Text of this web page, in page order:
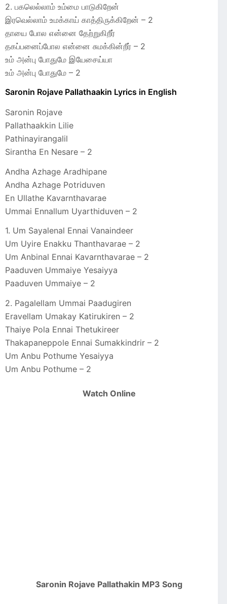
2. பகலெல்லாம் உம்மை பாடுகிறேன்
இரவெல்லாம் உமக்காய் காத்திருக்கிறேன் – 2
தாயை போல என்னை தேற்றுகிறீர்
தகப்பனைப்போல என்னை சுமக்கின்றீர் – 2
உம் அன்பு போதுமே இயேசைய்யா
உம் அன்பு போதுமே – 2
Saronin Rojave Pallathaakin Lyrics in English
Saronin Rojave
Pallathaakkin Lilie
Pathinayirangalil
Sirantha En Nesare – 2
Andha Azhage Aradhipane
Andha Azhage Potriduven
En Ullathe Kavarnthavarae
Ummai Ennallum Uyarthiduven – 2
1. Um Sayalenal Ennai Vanaindeer
Um Uyire Enakku Thanthavarae – 2
Um Anbinal Ennai Kavarnthavarae – 2
Paaduven Ummaiye Yesaiyya
Paaduven Ummaiye – 2
2. Pagalellam Ummai Paadugiren
Eravellam Umakay Katirukiren – 2
Thaiye Pola Ennai Thetukireer
Thakapaneppole Ennai Sumakkindrir – 2
Um Anbu Pothume Yesaiyya
Um Anbu Pothume – 2
Watch Online
Saronin Rojave Pallathakin MP3 Song